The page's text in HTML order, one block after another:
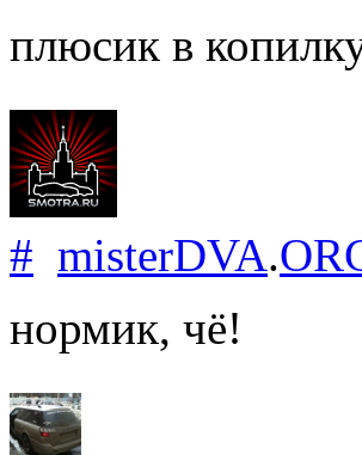
плюсик в
# misterDVA.
нормик, чё!